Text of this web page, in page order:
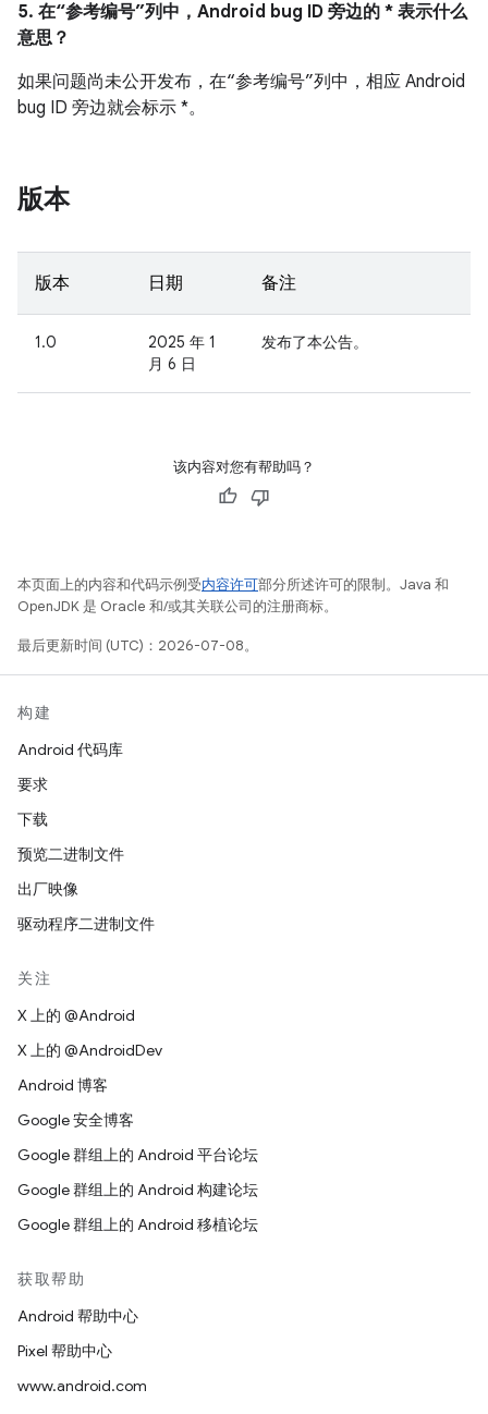
5. 在“参考编号”列中，Android bug ID 旁边的 * 表示什么
意思？
如果问题尚未公开发布，在“参考编号”列中，相应 Android
bug ID 旁边就会标示 *。
版本
版本 日期 备注
1.0
2025 年 1
月 6 日
发布了本公告。
该内容对您有帮助吗？
本页面上的内容和代码示例受内容许可部分所述许可的限制。Java 和
OpenJDK 是 Oracle 和/或其关联公司的注册商标。
最后更新时间 (UTC)：2026-07-08。
构建
Android 代码库
要求
下载
预览二进制文件
出厂映像
驱动程序二进制文件
关注
X 上的 @Android
X 上的 @AndroidDev
Android 博客
Google 安全博客
Google 群组上的 Android 平台论坛
Google 群组上的 Android 构建论坛
Google 群组上的 Android 移植论坛
获取帮助
Android 帮助中心
Pixel 帮助中心
www.android.com